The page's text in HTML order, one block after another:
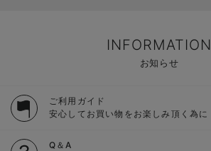
INFORMATION
お知らせ
ご利用ガイド
安心してお買い物をお楽しみ頂く為に
Q＆A